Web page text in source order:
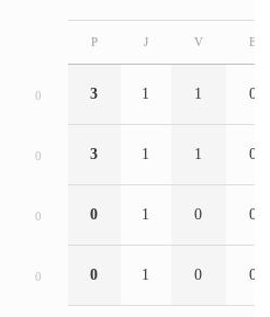
0
0
0
0
P J V E
3 1 1 0
3 1 1 0
0 1 0 0
0 1 0 0